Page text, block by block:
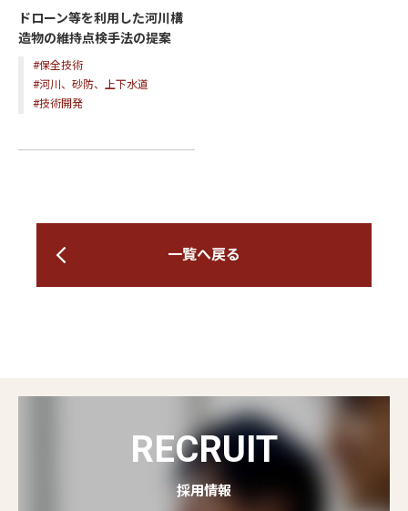
ドローン等を利用した河川構
造物の維持点検手法の提案
#保全技術
#河川、砂防、上下水道
#技術開発
一覧へ戻る
RECRUIT
採用情報